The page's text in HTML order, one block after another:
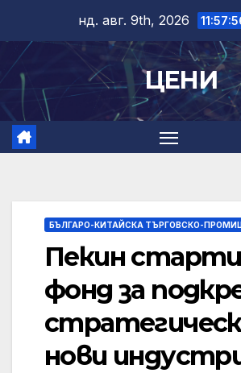
content
нд. авг. 9th, 2026
ЦЕНИ
БЪЛГАРО-КИТАЙСКА ТЪРГОВСКО-
Пекин
фонд за
нови